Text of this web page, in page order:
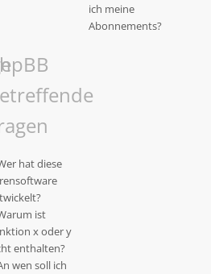
ich meine
Abonnements?
hat diese
ist
x oder y
enthalten?
wen soll ich